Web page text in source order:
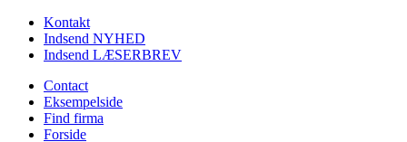
Kontakt
Indsend NYHED
Indsend LÆSERBREV
Contact
Eksempelside
Find firma
Forside